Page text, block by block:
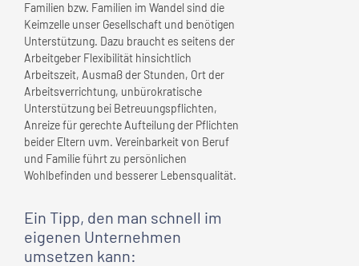
Familien bzw. Familien im Wandel sind die
Keimzelle unser Gesellschaft und benötigen
Unterstützung. Dazu braucht es seitens der
Arbeitgeber Flexibilität hinsichtlich
Arbeitszeit, Ausmaß der Stunden, Ort der
Arbeitsverrichtung, unbürokratische
Unterstützung bei Betreuungspflichten,
Anreize für gerechte Aufteilung der Pflichten
beider Eltern uvm. Vereinbarkeit von Beruf
und Familie führt zu persönlichen
Wohlbefinden und besserer Lebensqualität.
Ein Tipp, den man schnell im
eigenen Unternehmen
umsetzen kann: